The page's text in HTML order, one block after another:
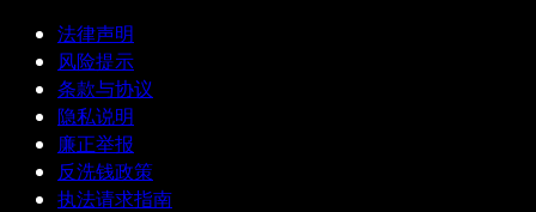
法律声明
风险提示
条款与协议
隐私说明
廉正举报
反洗钱政策
执法请求指南